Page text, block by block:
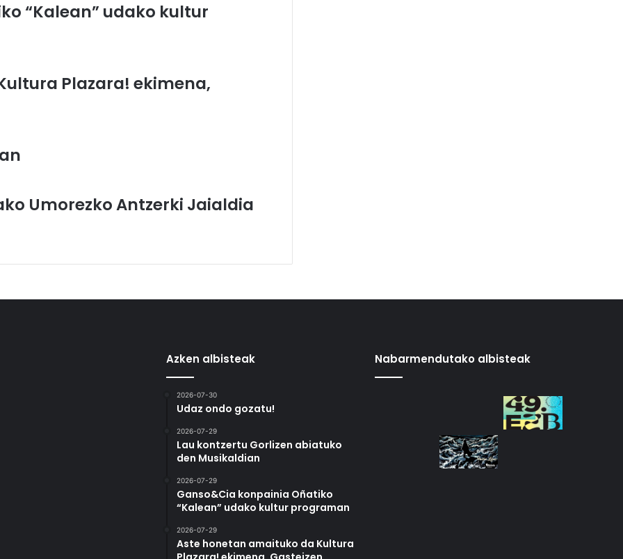
“Kalean” udako kultur
Plazara! ekimena,
Umorezko Antzerki Jaialdia
Azken albisteak
2026-07-30
Udaz ondo gozatu!
2026-07-29
Lau kontzertu Gorlizen abiatuko
den Musikaldian
2026-07-29
Ganso&Cia konpainia Oñatiko
“Kalean” udako kultur programan
2026-07-29
Aste honetan amaituko da Kultura
Nabarmendutako albisteak